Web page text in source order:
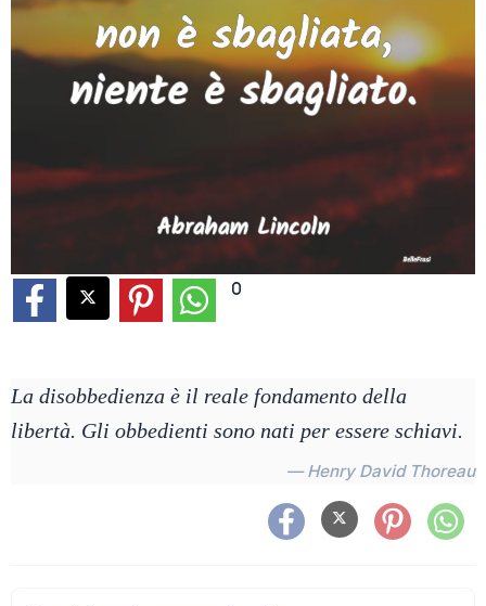
0
La disobbedienza è il reale fondamento della
libertà. Gli obbedienti sono nati per essere schiavi.
— Henry David Thoreau